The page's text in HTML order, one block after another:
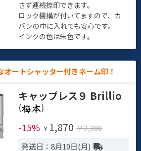
さず連続捺印できます。
ロック機構が付いてますので、カ
バンの中に入れても安心です。
インクの色は朱色です。
オートシャッター付きネーム印！
キャップレス９ Brillio
(
)
-15% ￥ 1,870 ￥2,200
発送日：8月10日(月)